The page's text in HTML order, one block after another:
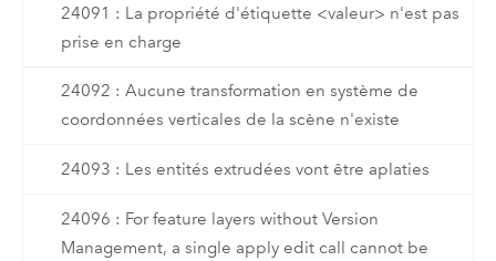
24091 : La propriété d'étiquette <valeur> n'est pas
prise en charge
24092 : Aucune transformation en système de
coordonnées verticales de la scène n'existe
24093 : Les entités extrudées vont être aplaties
24096 : For feature layers without Version
Management, a single apply edit call cannot be